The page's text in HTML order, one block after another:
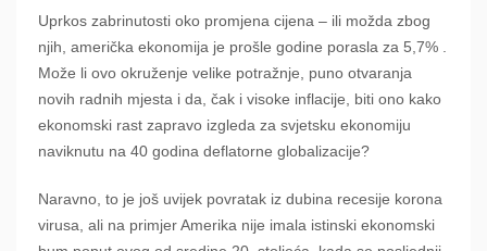
Uprkos zabrinutosti oko promjena cijena – ili možda zbog
njih, američka ekonomija je prošle godine porasla za 5,7% .
Može li ovo okruženje velike potražnje, puno otvaranja
novih radnih mjesta i da, čak i visoke inflacije, biti ono kako
ekonomski rast zapravo izgleda za svjetsku ekonomiju
naviknutu na 40 godina deflatorne globalizacije?
Naravno, to je još uvijek povratak iz dubina recesije korona
virusa, ali na primjer Amerika nije imala istinski ekonomski